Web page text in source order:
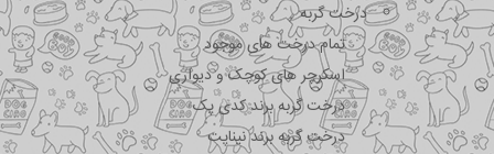
درخت گربه
تمام درخت های موجود
اسکرچر های کوچک و دیواری
درخت گربه برند کدی پک
درخت گربه برند نیناپت